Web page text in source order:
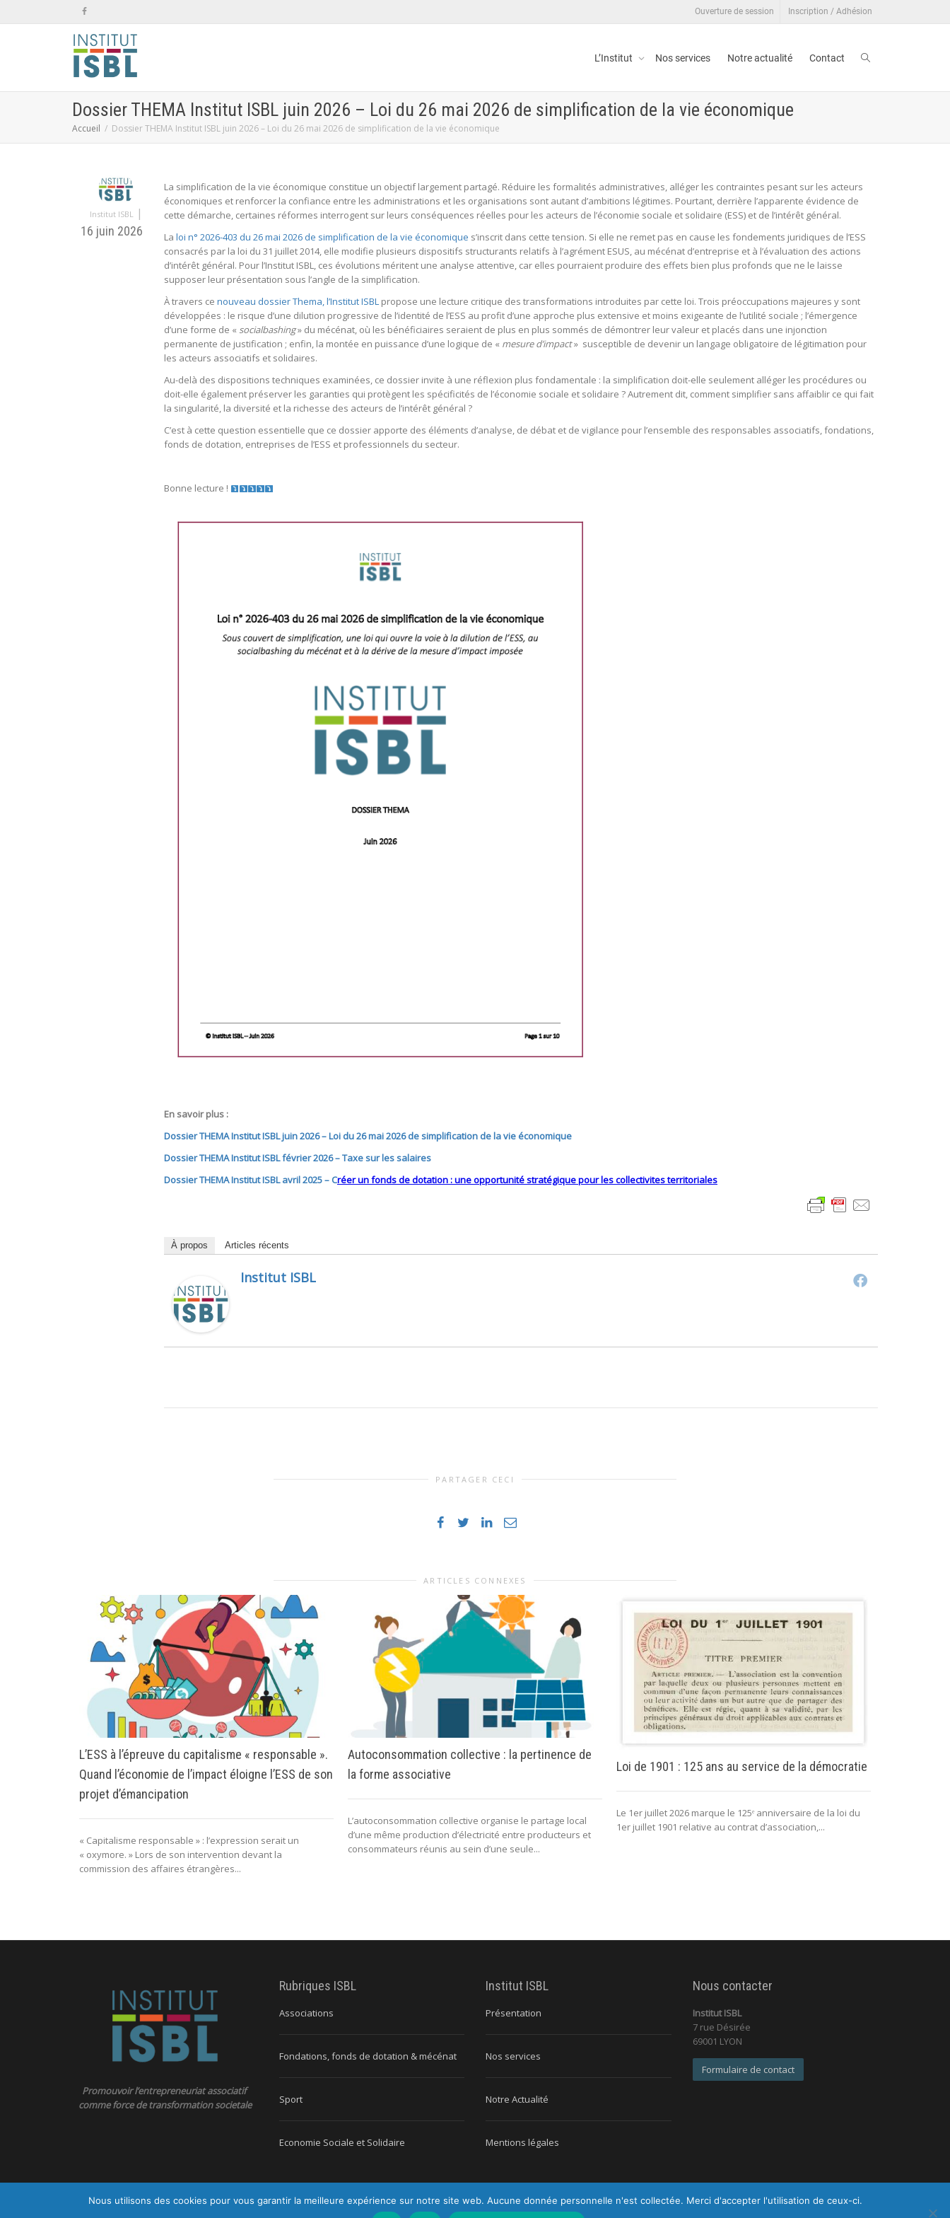
Ouverture de session Inscription / Adhésion
L’Institut Nos services Notre actualité Contact
Dossier THEMA Institut ISBL juin 2026 – Loi du 26 mai 2026 de simplification de la vie économique
Accueil Dossier THEMA Institut ISBL juin 2026 – Loi du 26 mai 2026 de simplification de la vie économique
Institut ISBL |
16 juin 2026
La simplification de la vie économique constitue un objectif largement partagé. Réduire les formalités administratives, alléger les contraintes pesant sur les acteurs
économiques et renforcer la confiance entre les administrations et les organisations sont autant d’ambitions légitimes. Pourtant, derrière l’apparente évidence de
cette démarche, certaines réformes interrogent sur leurs conséquences réelles pour les acteurs de l’économie sociale et solidaire (ESS) et de l’intérêt général.
La loi n° 2026-403 du 26 mai 2026 de simplification de la vie économique s’inscrit dans cette tension. Si elle ne remet pas en cause les fondements juridiques de l’ESS
consacrés par la loi du 31 juillet 2014, elle modifie plusieurs dispositifs structurants relatifs à l’agrément ESUS, au mécénat d’entreprise et à l’évaluation des actions
d’intérêt général. Pour l’Institut ISBL, ces évolutions méritent une analyse attentive, car elles pourraient produire des effets bien plus profonds que ne le laisse
supposer leur présentation sous l’angle de la simplification.
À travers ce nouveau dossier Thema, l’Institut ISBL propose une lecture critique des transformations introduites par cette loi. Trois préoccupations majeures y sont
développées : le risque d’une dilution progressive de l’identité de l’ESS au profit d’une approche plus extensive et moins exigeante de l’utilité sociale ; l’émergence
d’une forme de « socialbashing» du mécénat, où les bénéficiaires seraient de plus en plus sommés de démontrer leur valeur et placés dans une injonction
permanente de justification ; enfin, la montée en puissance d’une logique de « mesure d’impact» susceptible de devenir un langage obligatoire de légitimation pour
les acteurs associatifs et solidaires.
Au-delà des dispositions techniques examinées, ce dossier invite à une réflexion plus fondamentale : la simplification doit-elle seulement alléger les procédures ou
doit-elle également préserver les garanties qui protègent les spécificités de l’économie sociale et solidaire ? Autrement dit, comment simplifier sans affaiblir ce qui fait
la singularité, la diversité et la richesse des acteurs de l’intérêt général ?
C’est à cette question essentielle que ce dossier apporte des éléments d’analyse, de débat et de vigilance pour l’ensemble des responsables associatifs, fondations,
fonds de dotation, entreprises de l’ESS et professionnels du secteur.
Bonne lecture !
En savoir plus :
Dossier THEMA Institut ISBL juin 2026 – Loi du 26 mai 2026 de simplification de la vie économique
Dossier THEMA Institut ISBL février 2026 – Taxe sur les salaires
Dossier THEMA Institut ISBL avril 2025 – Créer un fonds de dotation : une opportunité stratégique pour les collectivites territoriales
À propos Articles récents
Institut ISBL
PARTAGER CECI
ARTICLES CONNEXES
L’ESS à l’épreuve du capitalisme « responsable ».
Quand l’économie de l’impact éloigne l’ESS de son
projet d’émancipation
« Capitalisme responsable » : l’expression serait un
« oxymore. » Lors de son intervention devant la
commission des affaires étrangères...
Autoconsommation collective : la pertinence de
la forme associative
L’autoconsommation collective organise le partage local
d’une même production d’électricité entre producteurs et
consommateurs réunis au sein d’une seule...
Loi de 1901 : 125 ans au service de la démocratie
Le 1er juillet 2026 marque le 125ᵉ anniversaire de la loi du
1er juillet 1901 relative au contrat d’association,...
Promouvoir l’entrepreneuriat associatif
comme force de transformation societale
Rubriques ISBL
Associations
Fondations, fonds de dotation & mécénat
Sport
Economie Sociale et Solidaire
Institut ISBL
Présentation
Nos services
Notre Actualité
Mentions légales
Nous contacter
Institut ISBL
7 rue Désirée
69001 LYON
Formulaire de contact
Nous utilisons des cookies pour vous garantir la meilleure expérience sur notre site web. Aucune donnée personnelle n'est collectée. Merci d'accepter l'utilisation de ceux-ci.